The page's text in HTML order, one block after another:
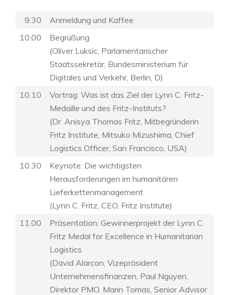
9.30
Anmeldung und Kaffee
10.00
Begrüßung
(Oliver Luksic, Parlamentarischer
Staatssekretär, Bundesministerium für
Digitales und Verkehr, Berlin, D)
10.10
Vortrag: Was ist das Ziel der Lynn C. Fritz-
Medaille und des Fritz-Instituts?
(Dr. Anisya Thomas Fritz, Mitbegründerin
Fritz Institute, Mitsuko Mizushima, Chief
Logistics Officer, San Francisco, USA)
10.30
Keynote: Die wichtigsten
Herausforderungen im humanitären
Lieferkettenmanagement
(Lynn C. Fritz, CEO, Fritz Institute)
11.00
Präsentation: Gewinnerprojekt der Lynn C.
Fritz Medal for Excellence in Humanitarian
Logistics
(David Alarcon, Vizepräsident
Unternehmensfinanzen, Paul Nguyen,
Direktor PMO, Marin Tomas, Senior Advisor